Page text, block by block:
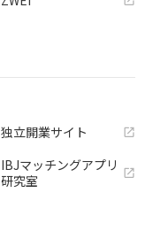
独立開業サイト
IBJマッチングアプリ
研究室